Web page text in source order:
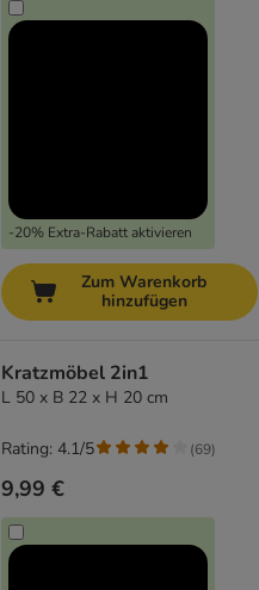
-20% Extra-Rabatt aktivieren
Zum Warenkorb
hinzufügen
Kratzmöbel 2in1
L 50 x B 22 x H 20 cm
9,99 €
Rating: 4.1/5 (69)